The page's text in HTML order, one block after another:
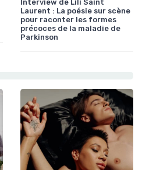
Interview de Lili Saint
Laurent : La poésie sur scène
pour raconter les formes
précoces de la maladie de
Parkinson